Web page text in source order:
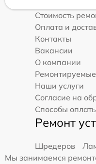
Стоимость
Оплата и
Контакты
Вакансии
О компании
Наши услуги
Согласие на
Способы
Ремонт
Шредеров
Мы занимаемся